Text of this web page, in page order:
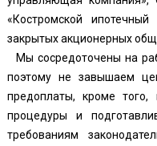
«Костромской
закрытых акционерных
Мы сосредоточены на
поэтому не завышаем
предоплаты, кроме
процедуры и
требованиям